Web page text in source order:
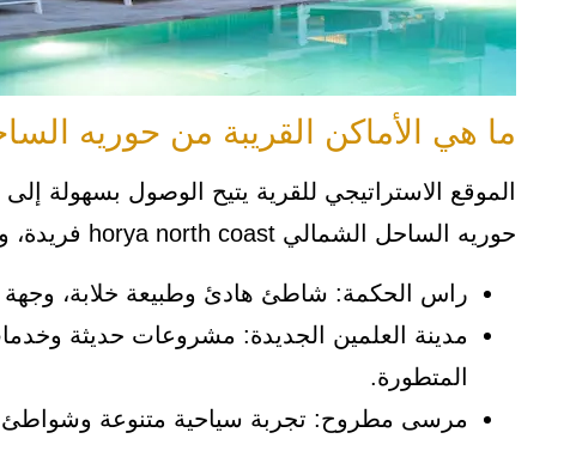
ما هي الأماكن القريبة من حوريه
الموقع الاستراتيجي للقرية يتيح الوصول بسهولة
حوريه الساحل الشمالي horya north coast فريدة، ومن أهمها:
راس الحكمة: شاطئ هادئ وطبيعة خلابة، وجهة
مدينة العلمين الجديدة: مشروعات حديثة
المتطورة.
مرسى مطروح: تجربة سياحية متنوعة وشواطئ